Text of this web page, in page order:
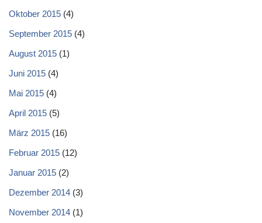
Oktober 2015 (4)
September 2015 (4)
August 2015 (1)
Juni 2015 (4)
Mai 2015 (4)
April 2015 (5)
März 2015 (16)
Februar 2015 (12)
Januar 2015 (2)
Dezember 2014 (3)
November 2014 (1)